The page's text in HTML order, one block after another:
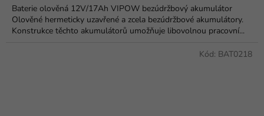
Baterie olověná 12V/17Ah VIPOW bezúdržbový akumulátor
Olověné hermeticky uzavřené a zcela bezúdržbové akumulátory.
Konstrukce těchto akumulátorů umožňuje libovolnou pracovní...
Kód: BAT0218